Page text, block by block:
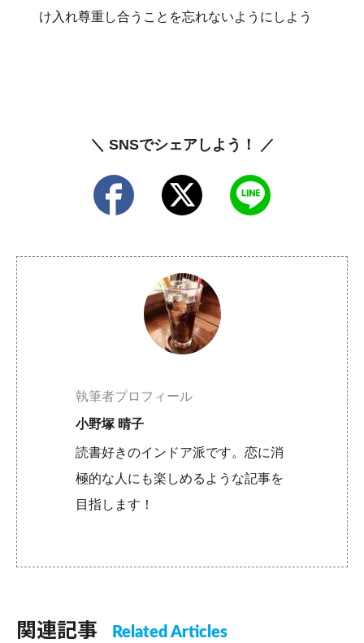
け入れ尊重し合うことを忘れないようにしよう
＼ SNSでシェアしよう！ ／
執筆者プロフィール
小野塚 晴子
読書好きのインドア派です。恋に消
極的な人にも楽しめるような記事を
目指します！
関連記事 Related Articles